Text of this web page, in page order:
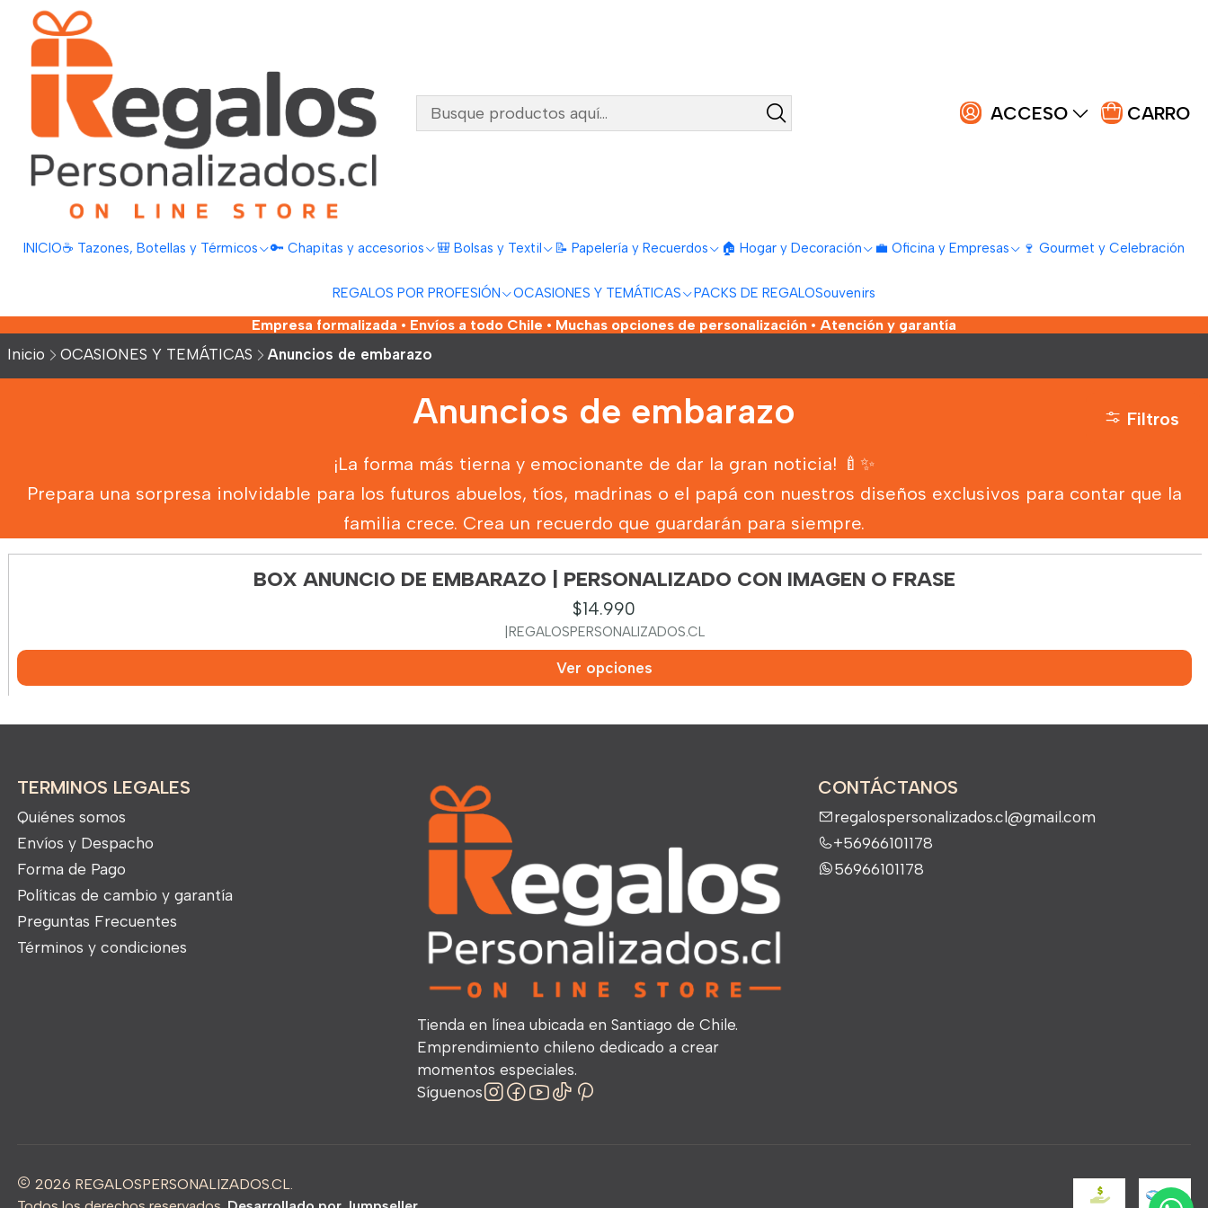
ACCESO CARRO
INICIO☕ Tazones, Botellas y Térmicos 🔑 Chapitas y accesorios 🎒 Bolsas y Textil 📝 Papelería y Recuerdos 🏠 Hogar y Decoración 💼 Oficina y Empresas 🍷 Gourmet y Celebración
REGALOS POR PROFESIÓN OCASIONES Y TEMÁTICAS PACKS DE REGALOSouvenirs
Empresa formalizada • Envíos a todo Chile • Muchas opciones de personalización • Atención y garantía
Inicio OCASIONES Y TEMÁTICAS Anuncios de embarazo
Anuncios de embarazo
¡La forma más tierna y emocionante de dar la gran noticia! 🍼✨
Prepara una sorpresa inolvidable para los futuros abuelos, tíos, madrinas o el papá con nuestros diseños exclusivos para contar que la
familia crece. Crea un recuerdo que guardarán para siempre.
Filtros
BOX ANUNCIO DE EMBARAZO | PERSONALIZADO CON IMAGEN O FRASE
$14.990
REGALOSPERSONALIZADOS.CL
Ver opciones
TERMINOS LEGALES
Quiénes somos
Envíos y Despacho
Forma de Pago
Políticas de cambio y garantía
Preguntas Frecuentes
Términos y condiciones
Tienda en línea ubicada en Santiago de Chile.
Emprendimiento chileno dedicado a crear
momentos especiales.
Síguenos
CONTÁCTANOS
regalospersonalizados.cl@gmail.com
+56966101178
56966101178
2026 REGALOSPERSONALIZADOS.CL.